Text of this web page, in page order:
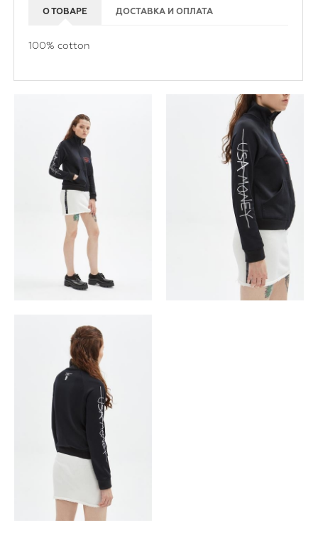
О ТОВАРЕ ДОСТАВКА И ОПЛАТА
100% cotton